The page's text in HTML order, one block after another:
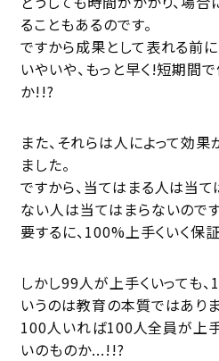
ることもあるのです。
ですから成果として表れる前に
いやいや、もっと早く!短期間
か!!?
また、それらは人によって効
ました。
ですから、当てはまる人は当て
ない人は当てはまらないのです
要するに、100%上手くいく保
しかし99人が上手くいっても
いうのは教育の本質ではあり
100人いれば100人全員が上
いのものか...!!?